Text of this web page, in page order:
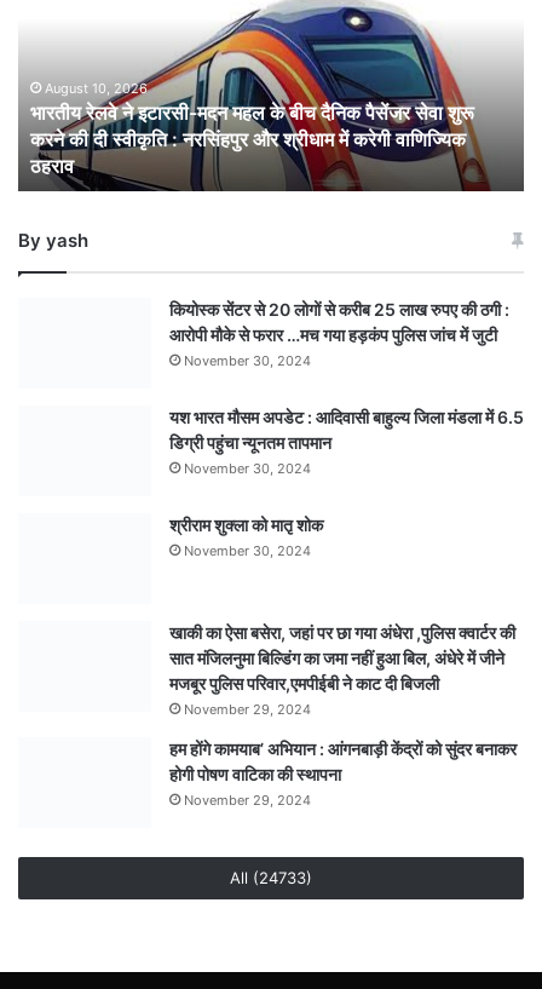
बीच
दैनिक
पैसेंजर
सेवा
करने
August 10, 2026
भारतीय रेलवे ने इटारसी-मदन महल के बीच दैनिक पैसेंजर सेवा शुरू
करने की दी स्वीकृति : नरसिंहपुर और श्रीधाम में करेगी वाणिज्यिक
ठहराव
By yash
कियोस्क सेंटर से 20 लोगों से करीब 25 लाख रुपए की ठगी :
आरोपी मौके से फरार …मच गया हड़कंप पुलिस जांच में जुटी
November 30, 2024
यश भारत मौसम अपडेट : आदिवासी बाहुल्य जिला मंडला में 6.5
डिग्री पहुंचा न्यूनतम तापमान
November 30, 2024
श्रीराम शुक्ला को मातृ शोक
November 30, 2024
खाकी का ऐसा बसेरा, जहां पर छा गया अंधेरा ,पुलिस क्वार्टर की
सात मंजिलनुमा बिल्डिंग का जमा नहीं हुआ बिल, अंधेरे में जीने
मजबूर पुलिस परिवार,एमपीईबी ने काट दी बिजली
November 29, 2024
हम होंगे कामयाब’ अभियान : आंगनबाड़ी केंद्रों को सुंदर बनाकर
होगी पोषण वाटिका की स्थापना
November 29, 2024
All (24733)